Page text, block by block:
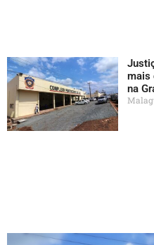
mais
na